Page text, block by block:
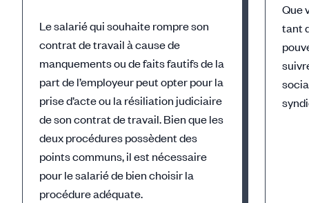
Le salarié qui souhaite rompre son
contrat de travail à cause de
manquements ou de faits fautifs de la
part de l’employeur peut opter pour la
prise d’acte ou la résiliation judiciaire
de son contrat de travail. Bien que les
deux procédures possèdent des
points communs, il est nécessaire
pour le salarié de bien choisir la
procédure adéquate.
Que
tant